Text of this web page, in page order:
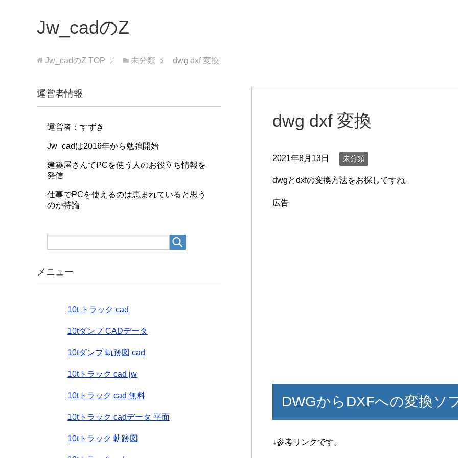
Jw_cadのZ
Jw_cadのZ TOP 未分類 dwg dxf 変換
dwg dxf 変換
2021年8月13日 未分類
dwgとdxfの変換方法をお探しですね。
広告
DWGからDXFへの変換ソ
↓参考リンクです。
運営者情報
運営者：すずき
Jw_cadは2016年から勉強開始
建築屋さんでPCを使う人のお役立ち情報を
発信
仕事でPCを使えるのは恵まれていると思う
のが持論
メニュー
10t トラック cad
10tダンプ CADデータ
10tダンプ 軌跡図 cad
10tトラック cad jw
10tトラック cad 無料
10tトラック cadデータ 平面
10tトラック 軌跡図